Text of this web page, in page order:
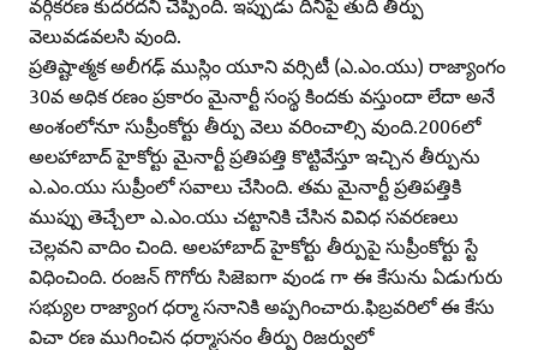
వర్గీకరణ కుదరదని చెప్పింది. ఇప్పుడు దీనిపై తుది తీర్పు
వెలువడవలసి వుంది.
ప్రతిష్టాత్మక అలీగఢ్‌ ముస్లిం యూని వర్సిటీ (ఎ.ఎం.యు) రాజ్యాంగం
30వ అధిక రణం ప్రకారం మైనార్టీ సంస్థ కిందకు వస్తుందా లేదా అనే
అంశంలోనూ సుప్రీంకోర్టు తీర్పు వెలు వరించాల్సి వుంది.2006లో
అలహాబాద్‌ హైకోర్టు మైనార్టీ ప్రతిపత్తి కొట్టివేస్తూ ఇచ్చిన తీర్పును
ఎ.ఎం.యు సుప్రీంలో సవాలు చేసింది. తమ మైనార్టీ ప్రతిపత్తికి
ముప్పు తెచ్చేలా ఎ.ఎం.యు చట్టానికి చేసిన వివిధ సవరణలు
చెల్లవని వాదిం చింది. అలహాబాద్‌ హైకోర్టు తీర్పుపై సుప్రీంకోర్టు స్టే
విధించింది. రంజన్‌ గొగోరు సిజెఐగా వుండ గా ఈ కేసును ఏడుగురు
సభ్యుల రాజ్యాంగ ధర్మా సనానికి అప్పగించారు.ఫిబ్రవరిలో ఈ కేసు
విచా రణ ముగించిన ధర్మాసనం తీర్పు రిజర్వులో